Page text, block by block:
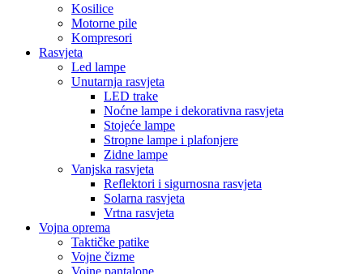
Kosilice
Motorne pile
Kompresori
Rasvjeta
Led lampe
Unutarnja rasvjeta
LED trake
Noćne lampe i dekorativna rasvjeta
Stojeće lampe
Stropne lampe i plafonjere
Zidne lampe
Vanjska rasvjeta
Reflektori i sigurnosna rasvjeta
Solarna rasvjeta
Vrtna rasvjeta
Vojna oprema
Taktičke patike
Vojne čizme
Vojne pantalone